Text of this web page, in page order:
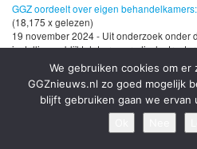
GGZ oordeelt over eigen
(18,175 x gelezen)
19 november 2024 - Uit onderzoek onder
instellingen blijkt dat er sporadisch
onderbouwd of uitgebreid wordt
de huisvesting op cliënten. Meer dan...
Cultuurdeelname verbetert emotioneel
We gebruiken cookies om er
GGZnieuws.nl zo goed mogelijk
blijft gebruiken gaan we